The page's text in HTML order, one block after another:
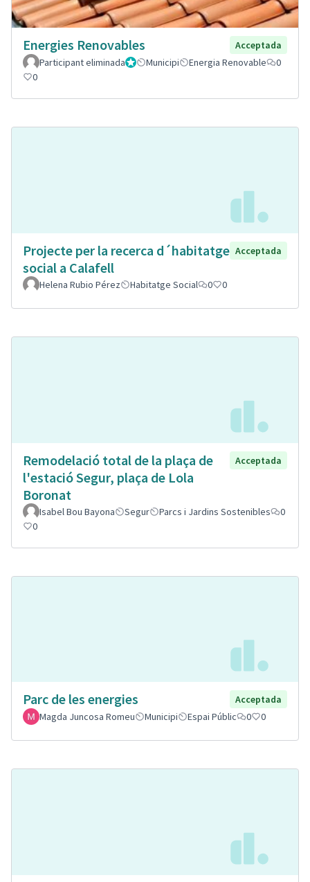
Energies Renovables
Acceptada
Participant eliminadaAdministrador
Municipi Energia Renovable
0
0
Projecte per la recerca d´habitatge
social a Calafell
Acceptada
Helena Rubio Pérez Habitatge Social 0 0
Remodelació total de la plaça de
l'estació Segur, plaça de Lola
Boronat
Acceptada
Isabel Bou Bayona Segur Parcs i Jardins Sostenibles
0
0
Parc de les energies
Acceptada
Magda Juncosa Romeu
Municipi Espai Públic 0 0